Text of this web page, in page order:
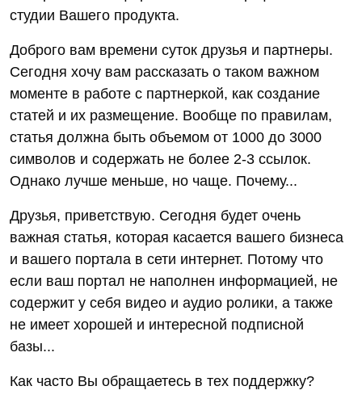
студии Вашего продукта.
Доброго вам времени суток друзья и партнеры.
Сегодня хочу вам рассказать о таком важном
моменте в работе с партнеркой, как создание
статей и их размещение. Вообще по правилам,
статья должна быть объемом от 1000 до 3000
символов и содержать не более 2-3 ссылок.
Однако лучше меньше, но чаще. Почему...
Друзья, приветствую. Сегодня будет очень
важная статья, которая касается вашего бизнеса
и вашего портала в сети интернет. Потому что
если ваш портал не наполнен информацией, не
содержит у себя видео и аудио ролики, а также
не имеет хорошей и интересной подписной
базы...
Как часто Вы обращаетесь в тех поддержку?